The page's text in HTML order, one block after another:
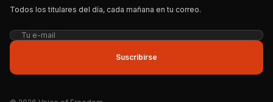
Todos los titulares del día, cada mañana en tu correo.
Suscribirse